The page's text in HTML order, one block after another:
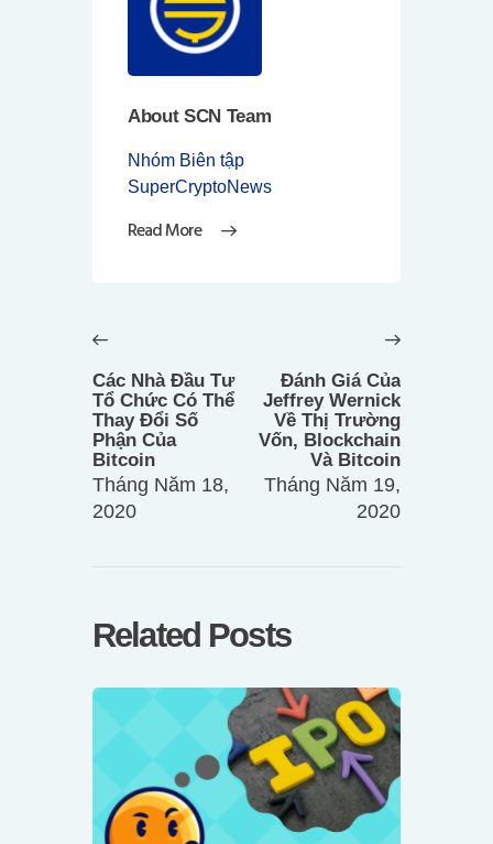
About SCN Team
Nhóm Biên tập
SuperCryptoNews
Read More
hướng
bài
viết
post:
Các Nhà Đầu Tư
Tổ Chức Có Thể
Thay Đổi Số
Phận Của
Bitcoin
Tháng Năm 18,
2020
Đánh Giá Của
Jeffrey Wernick
Về Thị Trường
Vốn, Blockchain
Và Bitcoin
Tháng Năm 19,
2020
Related Posts